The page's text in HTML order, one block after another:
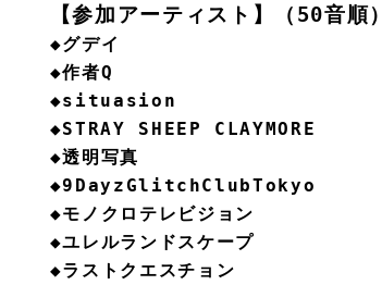
【参加アーティスト】（50音順）
◆グデイ
◆作者Q
◆situasion
◆STRAY SHEEP CLAYMORE
◆透明写真
◆9DayzGlitchClubTokyo
◆モノクロテレビジョン
◆ユレルランドスケープ
◆ラストクエスチョン